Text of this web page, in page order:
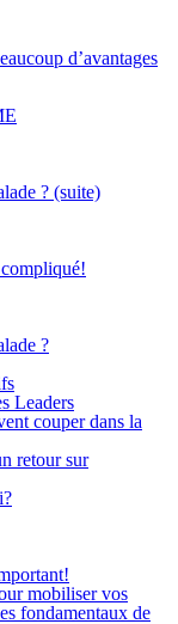
d’avantages
? (suite)
?
Leaders
couper dans la
retour sur
mobiliser vos
fondamentaux de